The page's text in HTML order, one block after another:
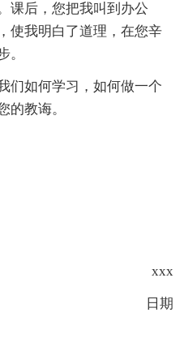
课后，您把我叫到办公
使我明白了道理，在您辛
。
们如何学习，如何做一个
的教诲。
xxx
日期